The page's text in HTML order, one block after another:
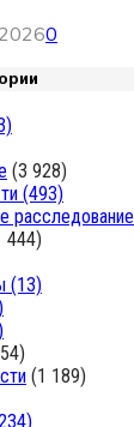
0
(3 928)
(493)
расследование
444)
(13)
(1 189)